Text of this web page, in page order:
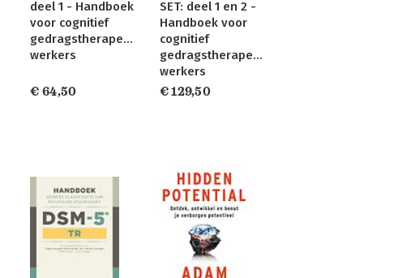
deel 1 - Handboek
voor cognitief
gedragstherapeutisch
werkers
€ 64,50
SET: deel 1 en 2 -
Handboek voor
cognitief
gedragstherapeutisch
werkers
€ 129,50